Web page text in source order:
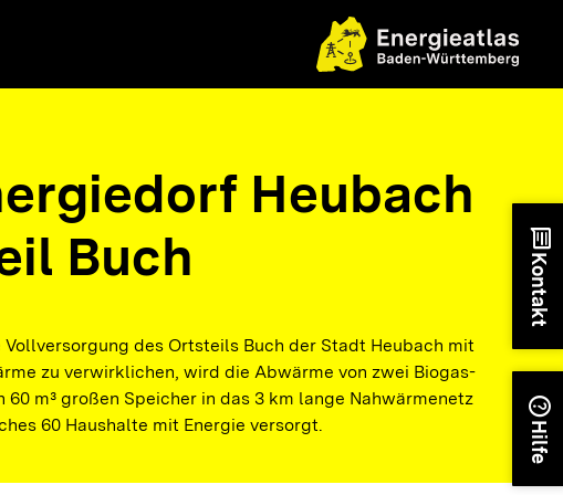
Heubach
Buch
des Ortsteils Buch der Stadt Heubach mit
zu verwirklichen, wird die Abwärme von zwei Biogas-
60 m³ großen Speicher in das 3 km lange Nahwärmenetz
60 Haushalte mit Energie versorgt.
chat
Kontakt
help
Hilfe